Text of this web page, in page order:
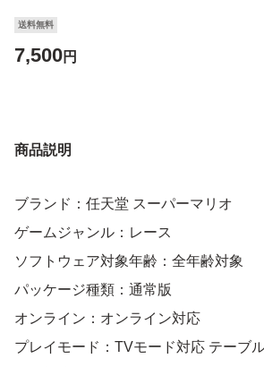
送料無料
7,500円
商品説明
ブランド：任天堂 スーパーマリオ
ゲームジャンル：レース
ソフトウェア対象年齢：全年齢対象
パッケージ種類：通常版
オンライン：オンライン対応
プレイモード：TVモード対応 テーブ